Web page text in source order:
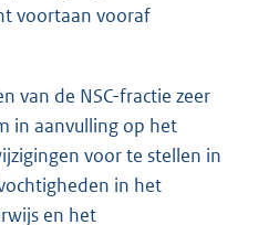
voortaan vooraf
van de NSC-fractie zeer
in aanvulling op het
voor te stellen in
in het
en het